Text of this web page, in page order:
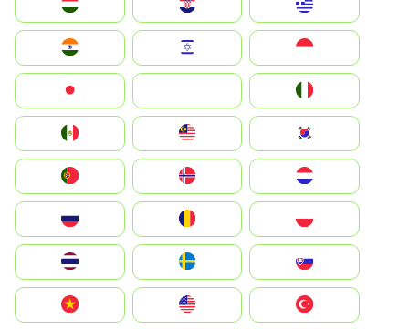
Hrvatska
Magyarország
Indonesia
South Korea
Nederland
Portugal
România
Slovensko
United States
Vietnam